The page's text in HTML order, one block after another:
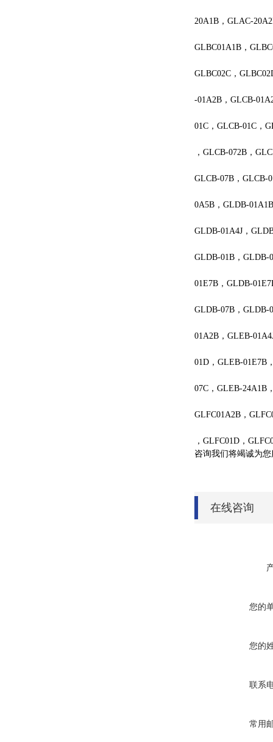
20A1B，GLAC-
GLBC01A1B，
GLBC02C，
-01A2B，GLCB-
01C，GLCB-01C，
，GLCB-072B，
GLCB-07B，GLCB-
0A5B，GLDB-
GLDB-01A4J，
GLDB-01B，GLDB-
01E7B，GLDB-
GLDB-07B，GLDB-
01A2B，GLEB-
01D，GLEB-01E7B
07C，GLEB-24A1B
GLFC01A2B，
，GLFC01D，
咨询我们将竭诚为
在线咨询
您的
您的
联系
常用